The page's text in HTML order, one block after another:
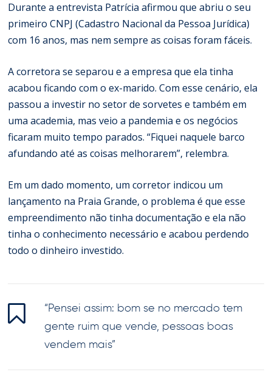
Durante a entrevista Patrícia afirmou que abriu o seu
primeiro CNPJ (Cadastro Nacional da Pessoa Jurídica)
com 16 anos, mas nem sempre as coisas foram fáceis.
A corretora se separou e a empresa que ela tinha
acabou ficando com o ex-marido. Com esse cenário, ela
passou a investir no setor de sorvetes e também em
uma academia, mas veio a pandemia e os negócios
ficaram muito tempo parados. “Fiquei naquele barco
afundando até as coisas melhorarem”, relembra.
Em um dado momento, um corretor indicou um
lançamento na Praia Grande, o problema é que esse
empreendimento não tinha documentação e ela não
tinha o conhecimento necessário e acabou perdendo
todo o dinheiro investido.
“Pensei assim: bom se no mercado tem
gente ruim que vende, pessoas boas
vendem mais”